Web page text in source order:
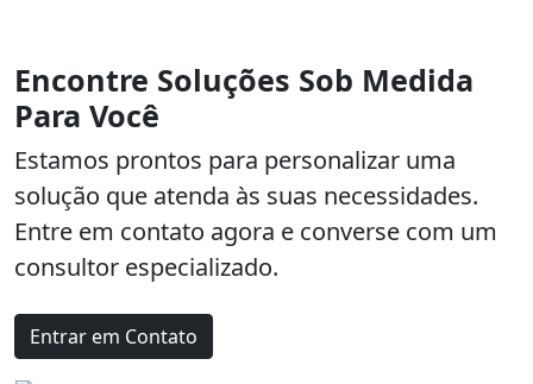
Encontre Soluções Sob Medida
Para Você
Estamos prontos para personalizar uma
solução que atenda às suas necessidades.
Entre em contato agora e converse com um
consultor especializado.
Entrar em Contato